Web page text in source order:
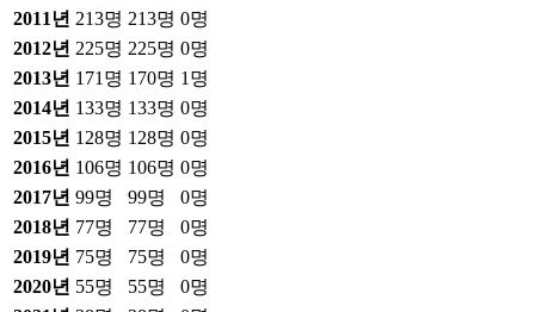
2011 년 213명 213명 0명
2012년 225명 225명 0명
2013년 171 명 170명 1 명
2014년 133명 133명 0명
2015년 128명 128명 0명
2016년 106명 106명 0명
2017년 99명 99명 0명
2018년 77명 77명 0명
2019년 75명 75명 0명
2020년 55명 55명 0명